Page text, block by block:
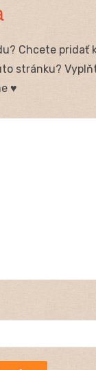
Chcete pridať
stránku?
♥